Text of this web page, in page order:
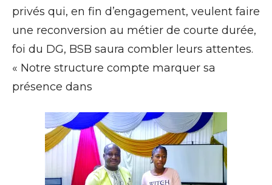
privés qui, en fin d’engagement, veulent faire
une reconversion au métier de courte durée,
foi du DG, BSB saura combler leurs attentes.
« Notre structure compte marquer sa
présence dans